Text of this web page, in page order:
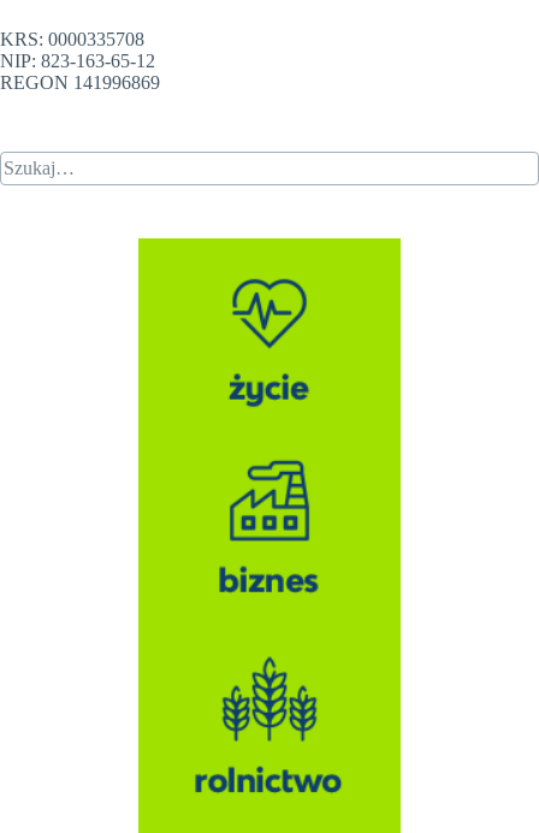
KRS: 0000335708
NIP: 823-163-65-12
REGON 141996869